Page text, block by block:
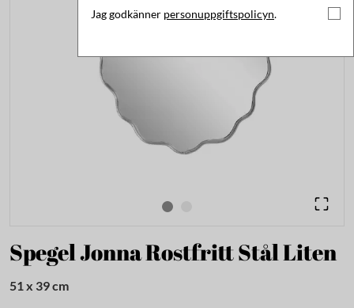
Spegel Jonna Rostfritt Stål Liten
51 x 39 cm
Jag godkänner personuppgiftspolicyn.